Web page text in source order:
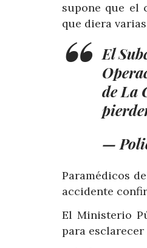
supone que el
que diera
El
de La
—
Paramédicos
accidente
El Ministerio
para